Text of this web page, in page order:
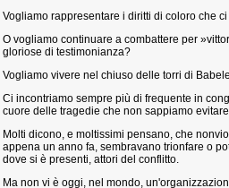
Vogliamo rappresentare i diritti di coloro che
O vogliamo continuare a combattere per
gloriose di testimonianza?
Vogliamo vivere nel chiuso delle torri di
Ci incontriamo sempre più di frequente in
cuore delle tragedie che non sappiamo
Molti dicono, e moltissimi pensano, che
appena un anno fa, sembravano trionfare o
dove si è presenti, attori del conflitto.
Ma non vi è oggi, nel mondo,